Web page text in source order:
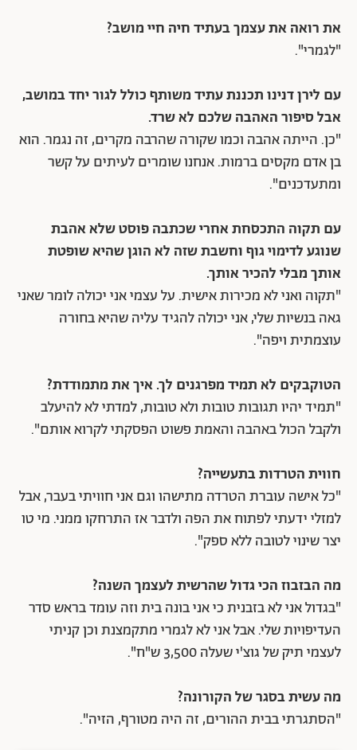
את רואה את עצמך בעתיד חיה חיי מושב?
"לגמרי".
עם לירן דנינו תכננת עתיד משותף כולל לגור יחד במושב,
אבל סיפור האהבה שלכם לא שרד.
"כן. הייתה אהבה וכמו שקורה שהרבה מקרים, זה נגמר. הוא
בן אדם מקסים ברמות. אנחנו שומרים לעיתים על קשר
ומתעדכנים".
עם תקוה התכסחת אחרי שכתבה פוסט שלא אהבת
שנוגע לדימוי גוף וחשבת שזה לא הוגן שהיא שופטת
אותך מבלי להכיר אותך.
"תקוה ואני לא מכירות אישית. על עצמי אני יכולה לומר שאני
גאה בנשיות שלי, אני יכולה להגיד עליה שהיא בחורה
עוצמתית ויפה".
הטוקבקים לא תמיד מפרגנים לך. איך את מתמודדת?
"תמיד יהיו תגובות טובות ולא טובות, למדתי לא להיעלב
ולקבל הכול באהבה והאמת פשוט הפסקתי לקרוא אותם".
חווית הטרדות בתעשייה?
"כל אישה עוברת הטרדה מתישהו וגם אני חוויתי בעבר, אבל
למזלי ידעתי לפתוח את הפה ולדבר אז התרחקו ממני. מי טו
יצר שינוי לטובה ללא ספק".
מה הבזבוז הכי גדול שהרשית לעצמך השנה?
"בגדול אני לא בזבנית כי אני בונה בית וזה עומד בראש סדר
העדיפויות שלי. אבל אני לא לגמרי מתקמצנת וכן קניתי
לעצמי תיק של גוצ'י שעלה 3,500 ש"ח".
מה עשית בסגר של הקורונה?
"הסתגרתי בבית ההורים, זה היה מטורף, הזיה".